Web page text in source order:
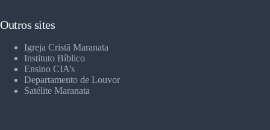
Outros sites
Igreja Cristã Maranata
Instituto Bíblico
Ensino CIA’s
Departamento de Louvor
Satélite Maranata